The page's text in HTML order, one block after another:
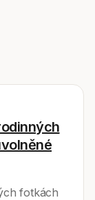
fotkách